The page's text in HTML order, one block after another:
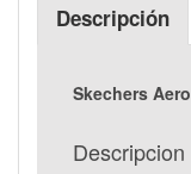
Descripción
Skechers
Descripcion